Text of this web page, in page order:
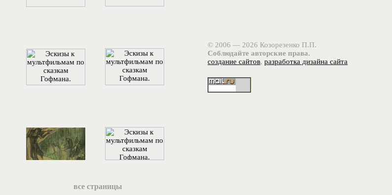
все страницы
© 2006 — 2026 Козорезенко П.П.
Соблюдайте авторские права.
создание сайтов, разработка дизайна сайта